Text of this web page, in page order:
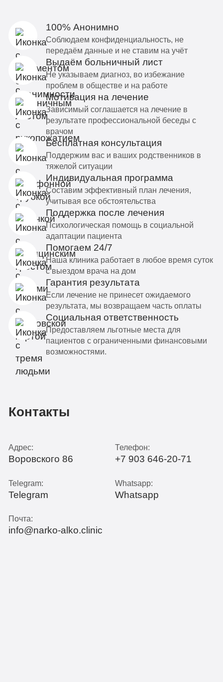
100% Анонимно
Соблюдаем конфиденциальность, не
передаём данные и не ставим на учёт
Выдаём больничный лист
Не указываем диагноз, во избежание
проблем в обществе и на работе
Мотивация на лечение
Зависимый соглашается на лечение в
результате профессиональной беседы с
врачом
Бесплатная консультация
Поддержим вас и ваших родственников в
тяжелой ситуации
Индивидуальная программа
Составим эффективный план лечения,
учитывая все обстоятельства
Поддержка после лечения
Психологическая помощь в социальной
адаптации пациента
Помогаем 24/7
Наша клиника работает в любое время суток
с выездом врача на дом
Гарантия результата
Если лечение не принесет ожидаемого
результата, мы возвращаем часть оплаты
Социальная ответственность
Предоставляем льготные места для
пациентов с ограниченными финансовыми
возможностями.
Контакты
Адрес:
Воровского 86
Телефон:
+7 903 646-20-71
Telegram:
Telegram
Whatsapp:
Whatsapp
Почта:
info@narko-alko.clinic